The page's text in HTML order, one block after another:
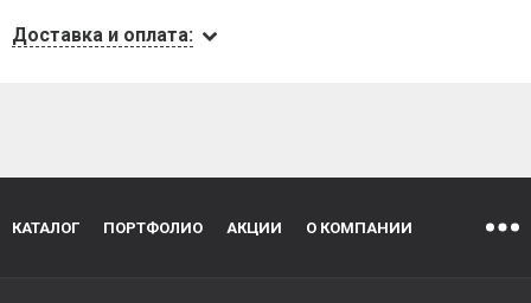
Доставка и оплата:
КАТАЛОГ ПОРТФОЛИО АКЦИИ О КОМПАНИИ